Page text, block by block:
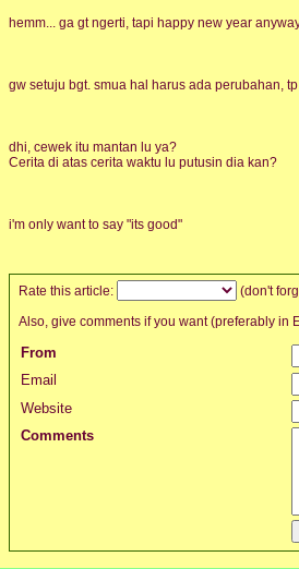
hemm... ga gt ngerti, tapi happy new year
gw setuju bgt. smua hal harus ada perubahan,
dhi, cewek itu mantan lu ya?
Cerita di atas cerita waktu lu putusin dia kan?
i'm only want to say "its good"
Rate this article: (don't
Also, give comments if you want (preferably in
From
Email
Website
Comments